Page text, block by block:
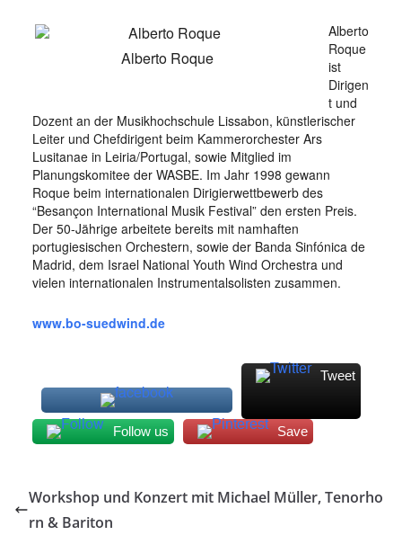
Alberto Roque
Alberto
Roque
ist
Dirigen
t und
Dozent an der Musikhochschule Lissabon, künstlerischer
Leiter und Chefdirigent beim Kammerorchester Ars
Lusitanae in Leiria/Portugal, sowie Mitglied im
Planungskomitee der WASBE. Im Jahr 1998 gewann
Roque beim internationalen Dirigierwettbewerb des
“Besançon International Musik Festival” den ersten Preis.
Der 50-Jährige arbeitete bereits mit namhaften
portugiesischen Orchestern, sowie der Banda Sinfónica de
Madrid, dem Israel National Youth Wind Orchestra und
vielen internationalen Instrumentalsolisten zusammen.
www.bo-suedwind.de
Tweet
Follow us Save
Workshop und Konzert mit Michael Müller, Tenorho
rn & Bariton